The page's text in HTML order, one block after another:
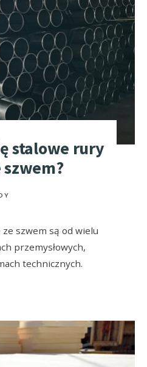
stalowe rury
szwem są od wielu
przemysłowych,
technicznych.